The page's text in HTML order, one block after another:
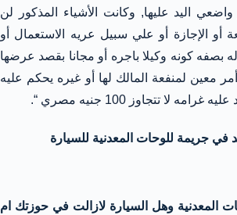
واضعي اليد عليها, وكانت الأشياء المذكور لن
أو الإجازة أو علي سبيل عريه الاستعمال أو
بصفه كونه وكيلا باجره أو مجانا بقصد عرضها
معين لمنفعة المالك لها أو غيره يحكم عليه
لا تتجاوز 100 جنيه مصري “.
في جريمة للوحات المعدنية للسيارة
المعدنية وهل السيارة لازالت في حوزتك ام